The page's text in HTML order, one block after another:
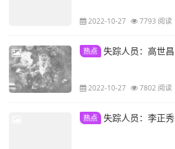
2022-10-27 7793 阅读
热点 失踪人员：高世昌
2022-10-27 7802 阅读
热点 失踪人员：李正秀